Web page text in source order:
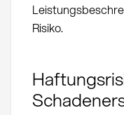
Risiko.